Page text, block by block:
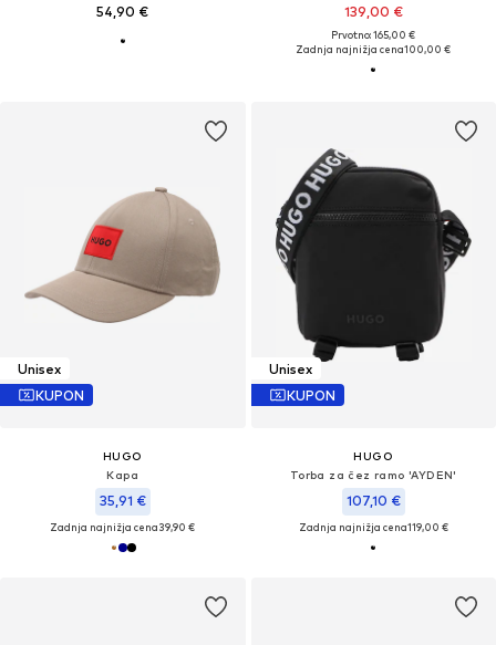
54,90 € 139,00 €
Prvotno: 165,00 €
Zadnja najnižja cena100,00 €
Unisex
KUPON
HUGO
Kapa
35,91 €
Zadnja najnižja cena39,90 €
Unisex
KUPON
HUGO
Torba za čez ramo 'AYDEN'
107,10 €
Zadnja najnižja cena119,00 €